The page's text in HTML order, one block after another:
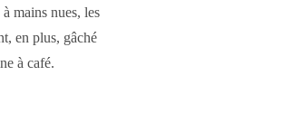
mains nues, les
en plus, gâché
à café.